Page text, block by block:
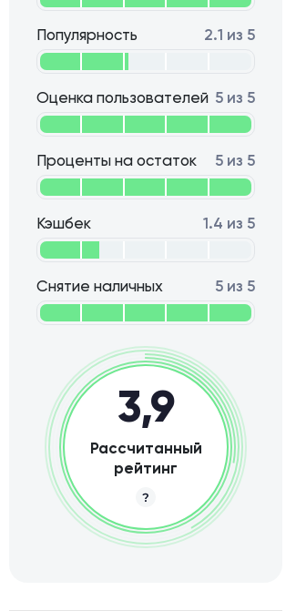
Проценты на остаток 5 из 5
Кэшбек 1.4 из 5
Снятие наличных 5 из 5
Популярность 2.1 из 5
Оценка пользователей 5 из 5
3,9
Рассчитанный
рейтинг